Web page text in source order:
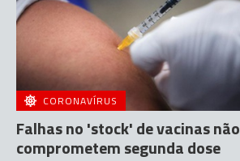
CORONAVÍRUS
Falhas no 'stock' de vacinas não
comprometem segunda dose